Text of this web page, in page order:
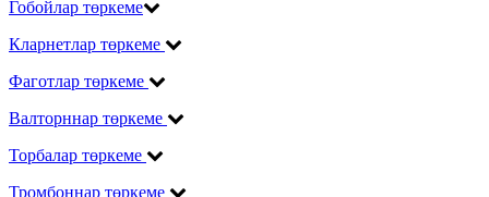
Гобойлар төркеме
Кларнетлар төркеме
Фаготлар төркеме
Валторннар төркеме
Торбалар төркеме
Тромбоннар төркеме